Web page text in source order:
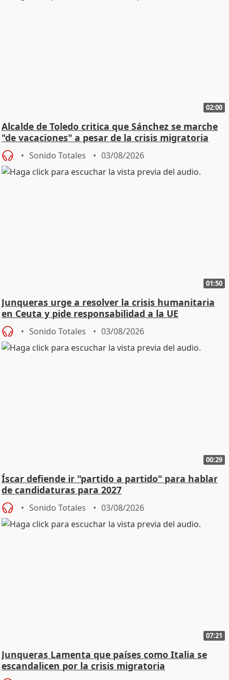
02:00
Alcalde de Toledo critica que Sánchez se marche
"de vacaciones" a pesar de la crisis migratoria
Sonido Totales 03/08/2026
01:50
Junqueras urge a resolver la crisis humanitaria
en Ceuta y pide responsabilidad a la UE
Sonido Totales 03/08/2026
00:29
Íscar defiende ir "partido a partido" para hablar
de candidaturas para 2027
Sonido Totales 03/08/2026
07:21
Junqueras Lamenta que países como Italia se
escandalicen por la crisis migratoria